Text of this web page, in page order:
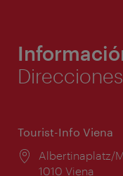
Tourist-Info Viena
Lugar:
Albertinaplatz/
1010 Viena